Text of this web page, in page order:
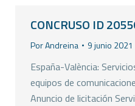
CONCRUSO ID
PorAndreina 9 junio 2021
España-València:
equipos de
Anuncio de licitación